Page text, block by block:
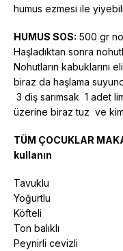
humus ezmesi ile
HUMUS SOS: 500 gr
Haşladıktan sonra
Nohutların kabuklarını
biraz da haşlama
3 diş sarımsak 1 adet
üzerine biraz tuz ve
TÜM ÇOCUKLAR
kullanın
Tavuklu
Yoğurtlu
Köfteli
Ton balıklı
Peynirli cevizli